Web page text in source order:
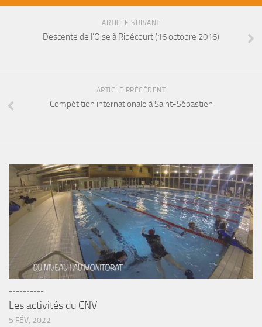
ARTICLE SUIVANT
Descente de l’Oise à Ribécourt (16 octobre 2016)
ARTICLE PRÉCÉDENT
Compétition internationale à Saint-Sébastien
----------
Les activités du CNV
5 FÉV, 2022